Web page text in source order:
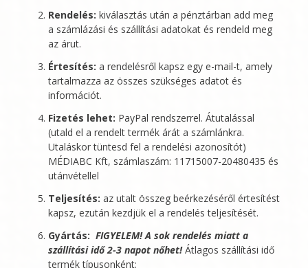
Rendelés: kiválasztás után a pénztárban add meg
a számlázási és szállítási adatokat és rendeld meg
az árut.
Értesítés: a rendelésről kapsz egy e-mail-t, amely
tartalmazza az összes szükséges adatot és
információt.
Fizetés lehet: PayPal rendszerrel. Átutalással
(utald el a rendelt termék árát a számlánkra.
Utaláskor tüntesd fel a rendelési azonosítót)
MÉDIABC Kft, számlaszám: 11715007-20480435 és
utánvétellel
Teljesítés: az utalt összeg beérkezéséről értesítést
kapsz, ezután kezdjük el a rendelés teljesítését.
Gyártás: FIGYELEM! A sok rendelés miatt a
szállítási idő 2-3 napot nőhet!Átlagos szállítási idő
termék típusonként: